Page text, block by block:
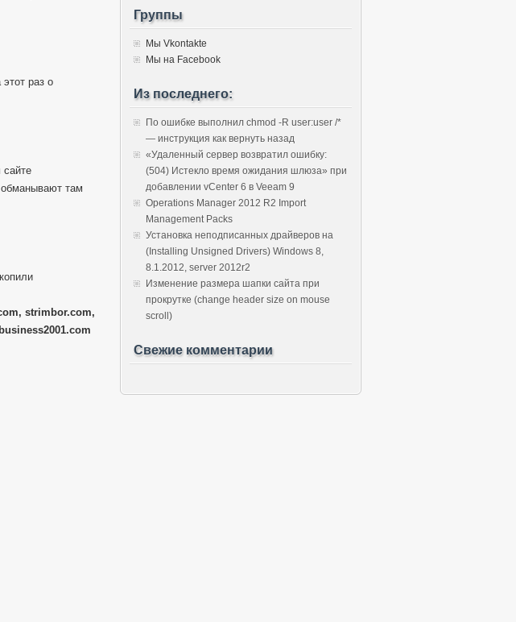
раз о
там
strimbor.com,
Группы
Мы Vkontakte
Мы на Facebook
Из последнего:
По ошибке выполнил chmod -R user:user /*
— инструкция как вернуть назад
«Удаленный сервер возвратил ошибку:
(504) Истекло время ожидания шлюза» при
добавлении vCenter 6 в Veeam 9
Operations Manager 2012 R2 Import
Management Packs
Установка неподписанных драйверов на
(Installing Unsigned Drivers) Windows 8,
8.1.2012, server 2012r2
Изменение размера шапки сайта при
прокрутке (change header size on mouse
scroll)
Свежие комментарии